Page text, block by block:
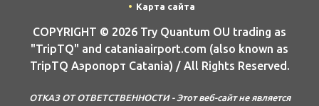
Карта сайта
COPYRIGHT © 2026 Try Quantum OU trading as
"TripTQ" and cataniaairport.com (also known as
TripTQ Аэропорт Catania) / All Rights Reserved.
ОТКАЗ ОТ ОТВЕТСТВЕННОСТИ - Этот веб-сайт не является